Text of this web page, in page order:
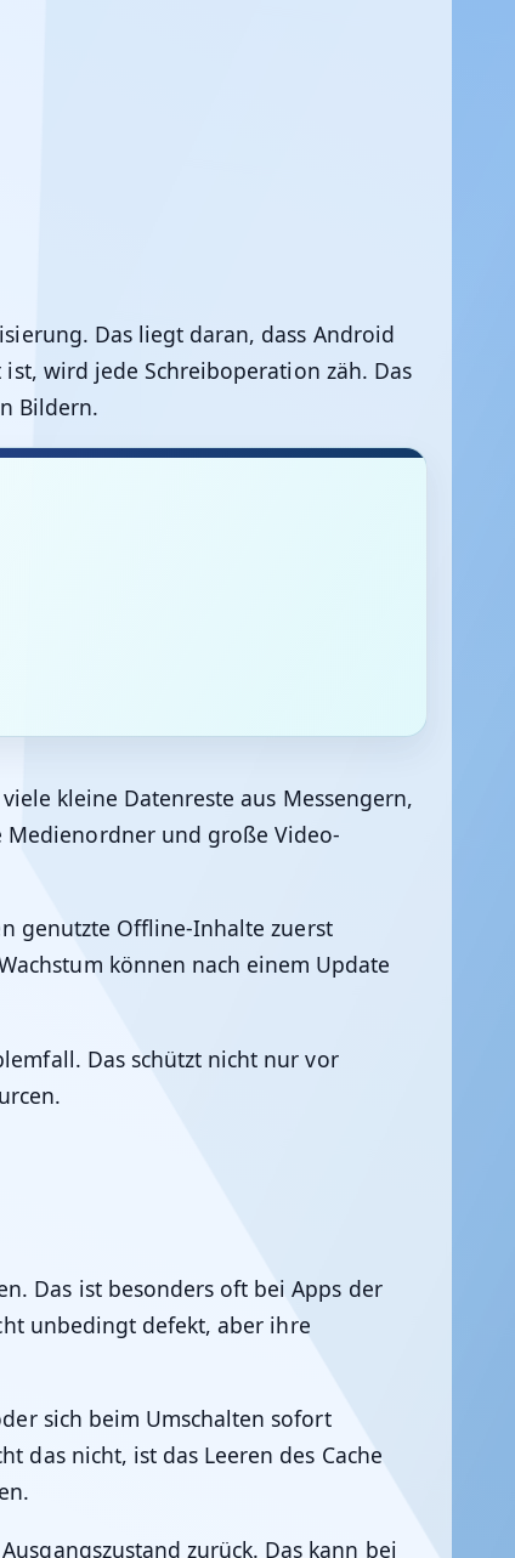
Das liegt daran, dass Android
wird jede Schreiboperation zäh. Das
Bildern.
kleine Datenreste aus Messengern,
Medienordner und große Video-
genutzte Offline-Inhalte zuerst
können nach einem Update
Das schützt nicht nur vor
Das ist besonders oft bei Apps der
unbedingt defekt, aber ihre
sich beim Umschalten sofort
das nicht, ist das Leeren des Cache
zurück. Das kann bei